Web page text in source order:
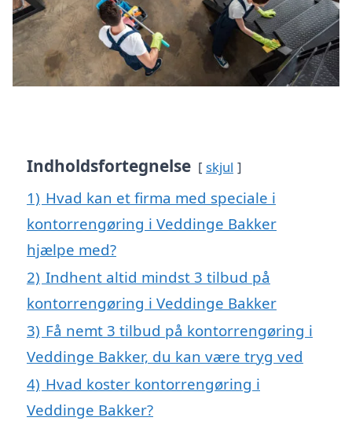
Indholdsfortegnelse skjul
1) Hvad kan et firma med speciale i
kontorrengøring i Veddinge Bakker
hjælpe med?
2) Indhent altid mindst 3 tilbud på
kontorrengøring i Veddinge Bakker
3) Få nemt 3 tilbud på kontorrengøring i
Veddinge Bakker, du kan være tryg ved
4) Hvad koster kontorrengøring i
Veddinge Bakker?